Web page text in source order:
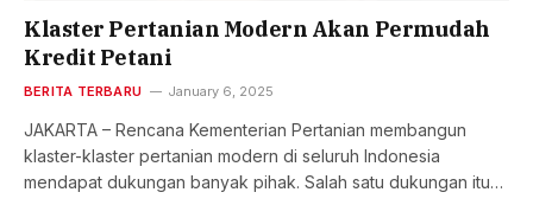
Klaster Pertanian Modern Akan Permudah
Kredit Petani
BERITA TERBARU January 6, 2025
JAKARTA – Rencana Kementerian Pertanian membangun
klaster-klaster pertanian modern di seluruh Indonesia
mendapat dukungan banyak pihak. Salah satu dukungan itu…